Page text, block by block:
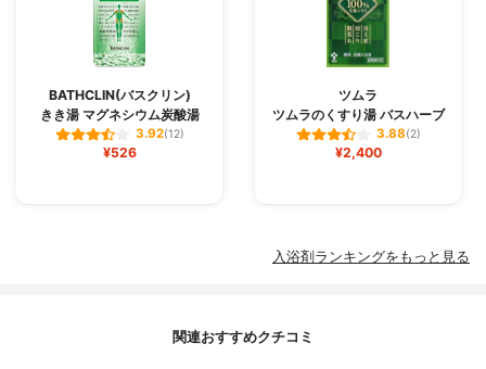
BATHCLIN(バスクリン)
きき湯 マグネシウム炭酸湯
3.92(12)
¥526
ツムラ
ツムラのくすり湯 バスハーブ
3.88(2)
¥2,400
入浴剤ランキングをもっと見る
関連おすすめクチコミ